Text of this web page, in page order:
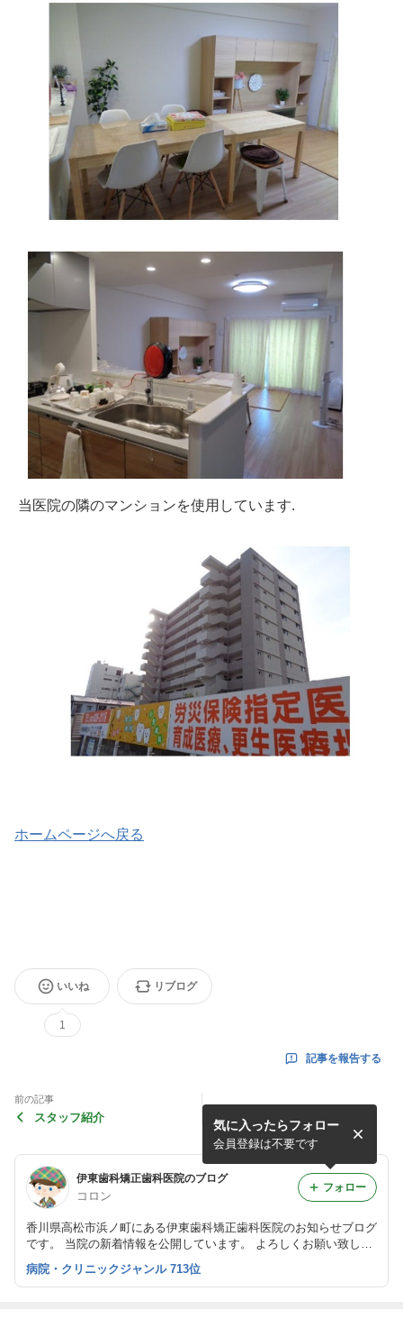
当医院の隣のマンションを使用しています.
ホームページへ戻る
いいね
1
リブログ
記事を報告する
前の記事
スタッフ紹介
伊東歯科矯正歯科医院のブログ
コロン
香川県高松市浜ノ町にある伊東歯科矯正歯科医院のお知らせブログ
です。 当院の新着情報を公開しています。 よろしくお願い致しま
す。
気に入ったらフォロー
会員登録は不要です
フォロー
病院・クリニックジャンル 713位